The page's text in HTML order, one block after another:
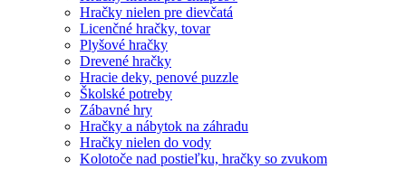
Hračky nielen pre dievčatá
Licenčné hračky, tovar
Plyšové hračky
Drevené hračky
Hracie deky, penové puzzle
Školské potreby
Zábavné hry
Hračky a nábytok na záhradu
Hračky nielen do vody
Kolotoče nad postieľku, hračky so zvukom